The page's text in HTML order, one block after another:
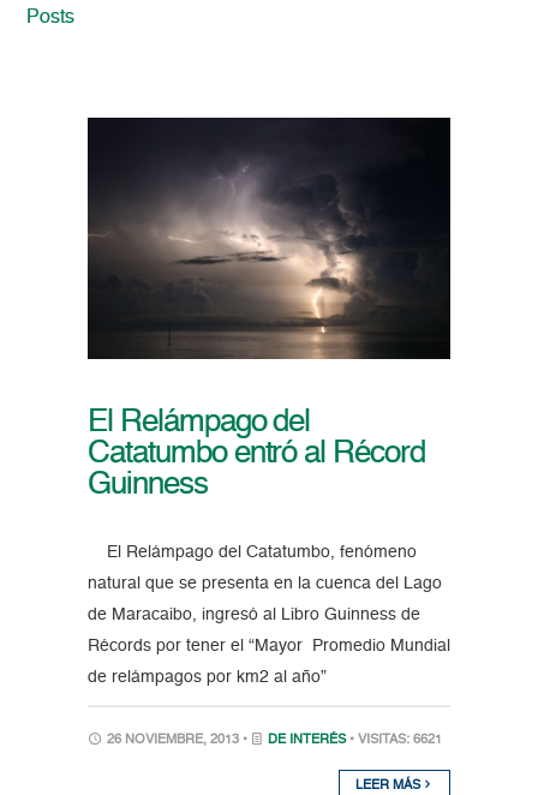
Posts
El Relámpago del
Catatumbo entró al Récord
Guinness
El Relámpago del Catatumbo, fenómeno
natural que se presenta en la cuenca del Lago
de Maracaibo, ingresó al Libro Guinness de
Récords por tener el “Mayor Promedio Mundial
de relámpagos por km2 al año”
26 NOVIEMBRE, 2013 • DE INTERÉS • VISITAS: 6621
LEER MÁS